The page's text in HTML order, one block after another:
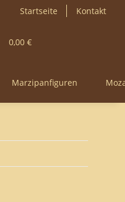
Startseite Kontakt
0,00 €
Marzipanfiguren